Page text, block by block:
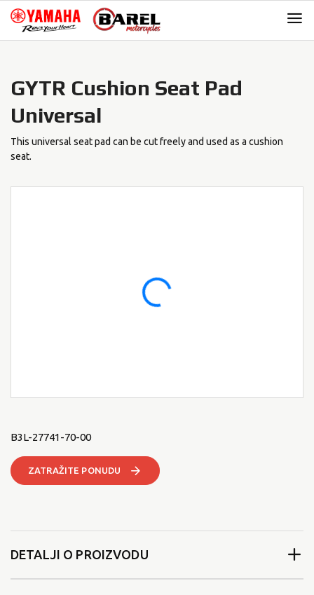
Skip
navigation
Skip
content
GYTR Cushion Seat Pad
Universal
This universal seat pad can be cut freely and used as a cushion
seat.
B3L-27741-70-00
ZATRAŽITE PONUDU
DETALJI O PROIZVODU